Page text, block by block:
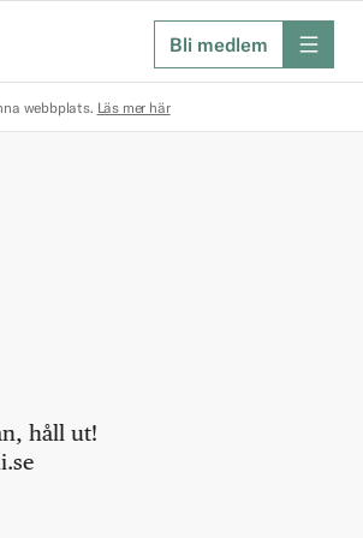
Bli medlem meny
webbplats. Läs mer här
håll ut!